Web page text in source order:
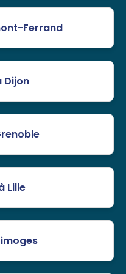
Ferrand
Dijon
Lille